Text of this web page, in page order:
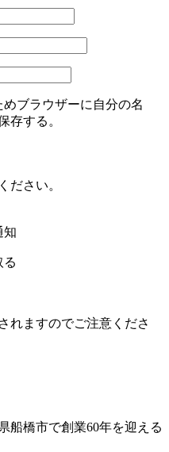
ブラウザーに自分の名
存する。
ださい。
知
る
れますのでご注意くださ
船橋市で創業60年を迎える